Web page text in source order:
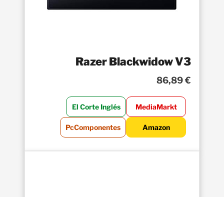
Razer Blackwidow V3
86,89 €
El Corte Inglés MediaMarkt
PcComponentes Amazon